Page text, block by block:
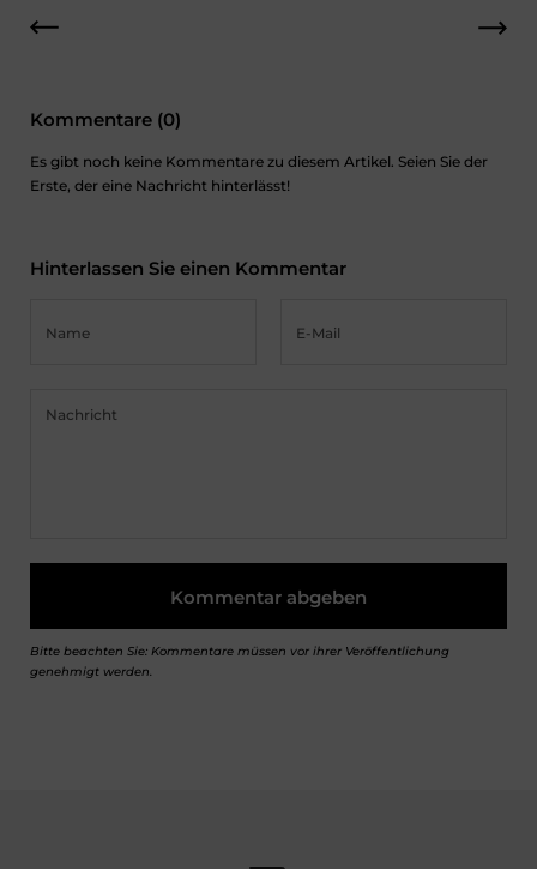
Kommentare (0)
Es gibt noch keine Kommentare zu diesem Artikel. Seien Sie der
Erste, der eine Nachricht hinterlässt!
Hinterlassen Sie einen Kommentar
Bitte beachten Sie: Kommentare müssen vor ihrer Veröffentlichung
genehmigt werden.